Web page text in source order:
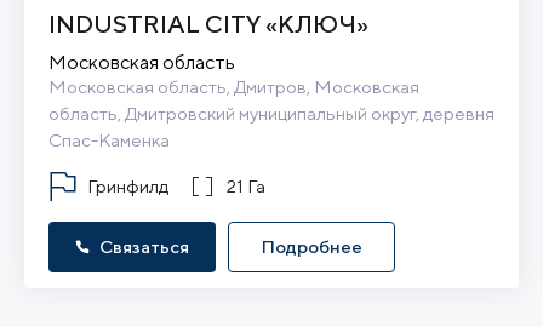
INDUSTRIAL CITY «КЛЮЧ»
Московская область
Московская область, Дмитров, Московская
область, Дмитровский муниципальный округ, деревня
Спас-Каменка
Гринфилд 21 Га
Связаться Подробнее